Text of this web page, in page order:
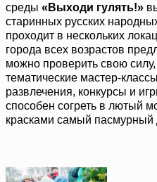
среды «Выходи гулять!»
старинных русских
проходит в нескольких
города всех возрастов
можно проверить свою
тематические мастер-
развлечения, конкурсы и
способен согреть в лютый
красками самый пасмурный